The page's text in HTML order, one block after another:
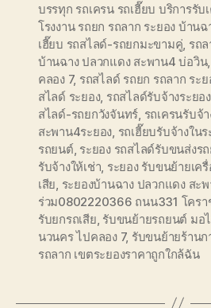
บรรทุก รถเครน รถเฮี๊ยบ บริการรับ
โรงงาน รถยก รถลาก ระยอง บ้านฉ
เฮี๊ยบ รถสไลด์-รถยกมะขามคู่ รถ
บ้านฉาง ปลวกแดง สะพาน4 บ่อวิน,
คลอง 7, รถสไลด์ รถยก รถลาก ระ
สไลด์ ระยอง, รถสไลด์รับจ้างระยอง,
สไลด์-รถยกวังจันทร์ รถเครนรับจ้
สะพาน4ระยอง รถเฮี๊ยบรับจ้างในร
รถยนต์, ระยอง รถสไลด์รับขนส่งร
รับจ้างให้เช่า ระยอง รับขนย้ายเค
เสีย ระยองบ้านฉาง ปลวกแดง สะ
ร่วม0802220366 ถนน331 โครา
รับยกรถเสีย รับขนย้ายรถยนต์ มอ
นวนคร ไปคลอง 7, รับขนย้ายร้าน
รถลาก เขตระยองราคาถูกใกล้ฉัน